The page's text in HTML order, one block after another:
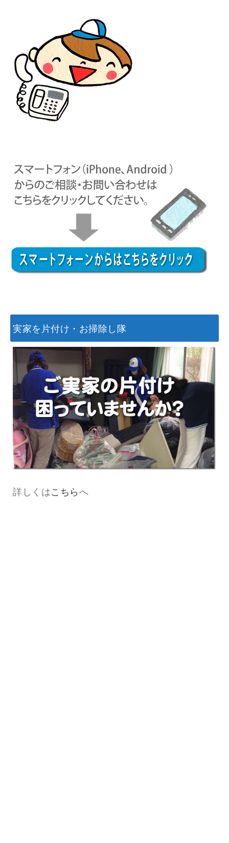
実家を片付け・お掃除し隊
詳しくはこちらへ